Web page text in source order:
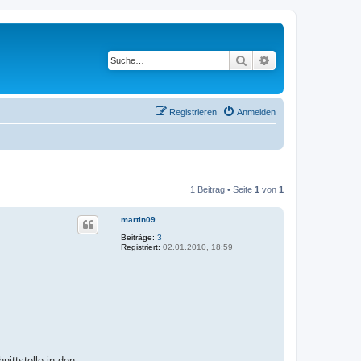
Suche
Anmelden
Registrieren
1 Beitrag • Seite 1 von 1
martin09
Beiträge: 3
Registriert: 02.01.2010, 18:59